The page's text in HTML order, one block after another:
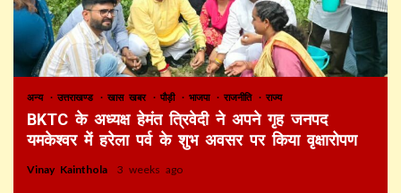
अन्य उत्तराखण्ड खास खबर पौड़ी भाजपा राजनीति राज्य
BKTC के अध्यक्ष हेमंत त्रिवेदी ने अपने गृह जनपद
यमकेश्वर में हरेला पर्व के शुभ अवसर पर किया वृक्षारोपण
Vinay Kainthola 3 weeks ago